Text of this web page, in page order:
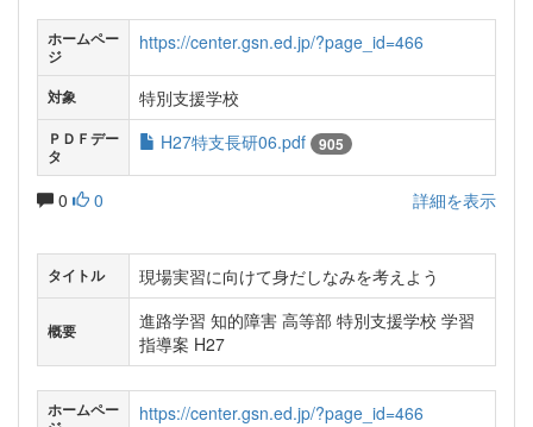
ホームペー
ジ
https://center.gsn.ed.jp/?page_id=466
対象 特別支援学校
ＰＤＦデー
タ
H27特支長研06.pdf 905
0 0 詳細を表示
タイトル 現場実習に向けて身だしなみを考えよう
概要
進路学習 知的障害 高等部 特別支援学校 学習
指導案 H27
ホームペー
https://center.gsn.ed.jp/?page_id=466